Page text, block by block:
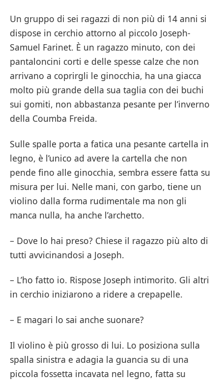
Un gruppo di sei ragazzi di non più di 14 anni si
dispose in cerchio attorno al piccolo Joseph-
Samuel Farinet. È un ragazzo minuto, con dei
pantaloncini corti e delle spesse calze che non
arrivano a coprirgli le ginocchia, ha una giacca
molto più grande della sua taglia con dei buchi
sui gomiti, non abbastanza pesante per l’inverno
della Coumba Freida.
Sulle spalle porta a fatica una pesante cartella in
legno, è l’unico ad avere la cartella che non
pende fino alle ginocchia, sembra essere fatta su
misura per lui. Nelle mani, con garbo, tiene un
violino dalla forma rudimentale ma non gli
manca nulla, ha anche l’archetto.
– Dove lo hai preso? Chiese il ragazzo più alto di
tutti avvicinandosi a Joseph.
– L’ho fatto io. Rispose Joseph intimorito. Gli altri
in cerchio iniziarono a ridere a crepapelle.
– E magari lo sai anche suonare?
Il violino è più grosso di lui. Lo posiziona sulla
spalla sinistra e adagia la guancia su di una
piccola fossetta incavata nel legno, fatta su